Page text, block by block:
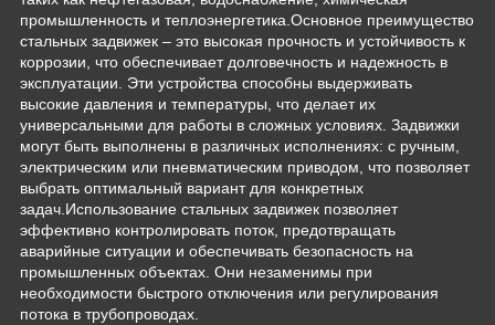
промышленность и теплоэнергетика.Основное преимущество
стальных задвижек – это высокая прочность и устойчивость к
коррозии, что обеспечивает долговечность и надежность в
эксплуатации. Эти устройства способны выдерживать
высокие давления и температуры, что делает их
универсальными для работы в сложных условиях. Задвижки
могут быть выполнены в различных исполнениях: с ручным,
электрическим или пневматическим приводом, что позволяет
выбрать оптимальный вариант для конкретных
задач.Использование стальных задвижек позволяет
эффективно контролировать поток, предотвращать
аварийные ситуации и обеспечивать безопасность на
промышленных объектах. Они незаменимы при
необходимости быстрого отключения или регулирования
потока в трубопроводах.